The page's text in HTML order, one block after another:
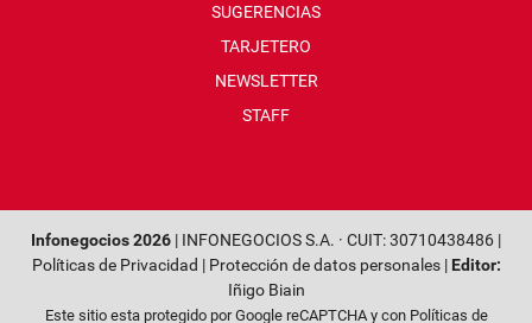
SUGERENCIAS
TARJETERO
NEWSLETTER
STAFF
Infonegocios 2026 | INFONEGOCIOS S.A. · CUIT: 30710438486 |
Políticas de Privacidad | Protección de datos personales| Editor:
Iñigo Biain
Este sitio esta protegido por Google reCAPTCHA y con Políticas de